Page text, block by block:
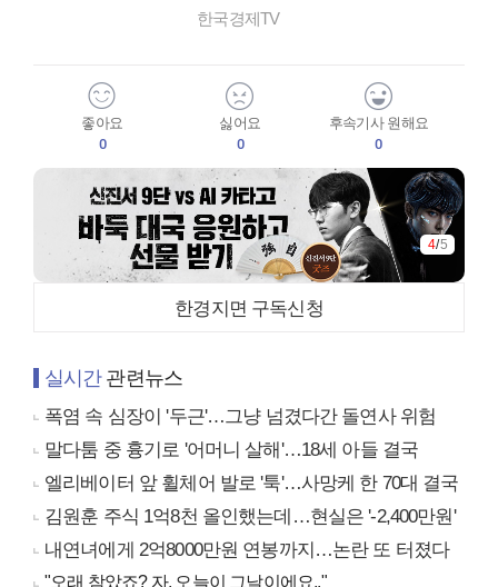
한국경제TV
좋아요
0
싫어요
0
후속기사 원해요
0
4/5
한경지면 구독신청
실시간관련뉴스
폭염 속 심장이 '두근'…그냥 넘겼다간 돌연사 위험
말다툼 중 흉기로 '어머니 살해'…18세 아들 결국
엘리베이터 앞 휠체어 발로 '툭'…사망케 한 70대 결국
김원훈 주식 1억8천 올인했는데…현실은 '-2,400만원'
내연녀에게 2억8000만원 연봉까지…논란 또 터졌다
"오래 참았죠? 자, 오늘이 그날이에요.."